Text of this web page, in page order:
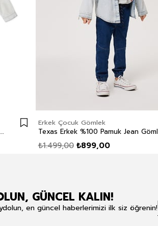
Texas 1 Erkek Çocuk %100 Pamuk Jean Gömlek Mid
Erkek Çocuk Gömlek
₺899,00
₺1.499,00
GÜNCEL KALIN!
en güncel haberlerimizi ilk siz öğrenin!